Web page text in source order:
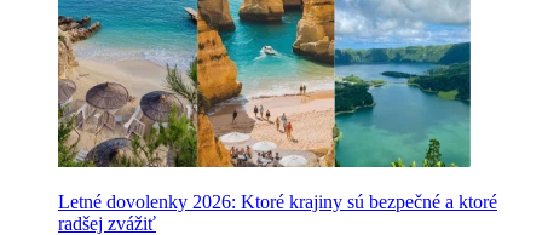
Letné dovolenky 2026: Ktoré krajiny sú bezpečné a ktoré
radšej zvážiť